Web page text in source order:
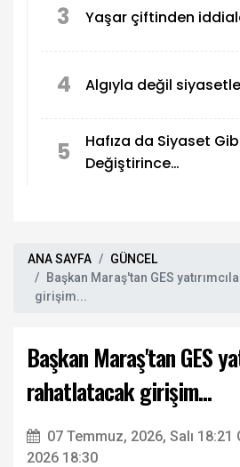
3 Yaşar çiftinden
4 Algıyla değil siyasetle
5
Hafıza da Siyaset
Değiştirince…
ANA SAYFA
GÜNCEL
Başkan Maraş'tan GES
girişim...
Başkan Maraş'tan GES
rahatlatacak girişim...
07 Temmuz, 2026, Salı 18:21
2026 18:30